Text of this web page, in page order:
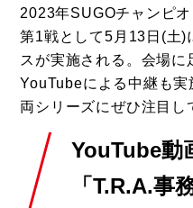
2023年SUGOチャンピ
第1戦として5月13日(土)
スが実施される。会場に
YouTubeによる中継も
両シリーズにぜひ注目し
YouTube動
「T.R.A.事